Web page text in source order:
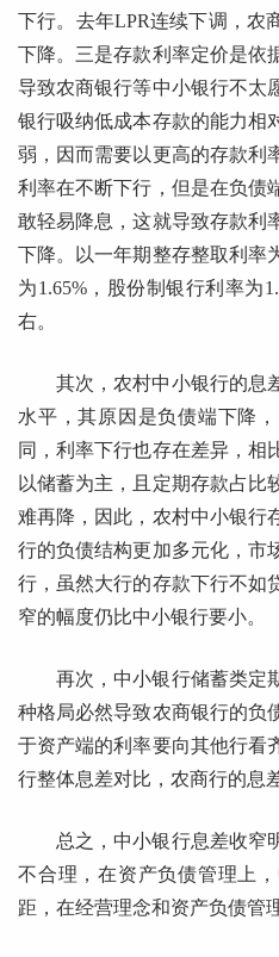
下行。去年LPR连续下调，农
下降。三是存款利率定价是依
导致农商银行等中小银行不太
银行吸纳低成本存款的能力相
弱，因而需要以更高的存款利
利率在不断下行，但是在负债
敢轻易降息，这就导致存款利
下降。以一年期整存整取利率
为1.65%，股份制银行利率为
右。
其次，农村中小银行的息
水平，其原因是负债端下降
同，利率下行也存在差异，相
以储蓄为主，且定期存款占比
难再降，因此，农村中小银行
行的负债结构更加多元化，市
行，虽然大行的存款下行不如
窄的幅度仍比中小银行要小。
再次，中小银行储蓄类定
种格局必然导致农商银行的负
于资产端的利率要向其他行看
行整体息差对比，农商行的息
总之，中小银行息差收窄
不合理，在资产负债管理上
距，在经营理念和资产负债管